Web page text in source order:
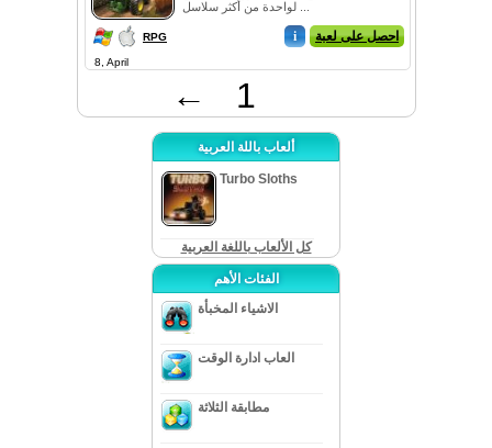
RPG i احصل على لعبة
8, April
← 1
ألعاب باللة العربية
Turbo Sloths
كل الألعاب باللغة العربية
الفئات الأهم
الاشياء المخبأة
العاب ادارة الوقت
مطابقة الثلاثة